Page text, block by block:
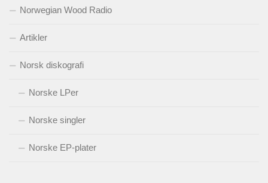
Norwegian Wood Radio
Artikler
Norsk diskografi
Norske LPer
Norske singler
Norske EP-plater